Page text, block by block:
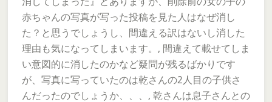
赤ちゃんの写真が写った投稿を見た人はなぜ消し
た？と思うでしょうし、間違える訳はないし消した
理由も気になってしまいます。, 間違えて載せてしま
い意図的に消したのかなど疑問が残るばかりです
が、写真に写っていたのは乾さんの2人目の子供さ
んだったのでしょうか、、、, 乾さんは息子さんとの